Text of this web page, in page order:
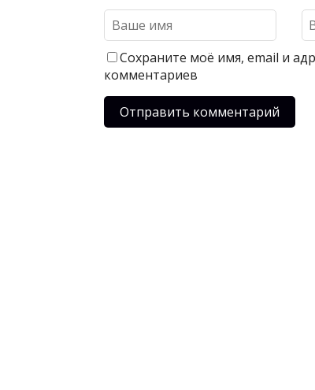
Сохраните моё имя, email и
комментариев